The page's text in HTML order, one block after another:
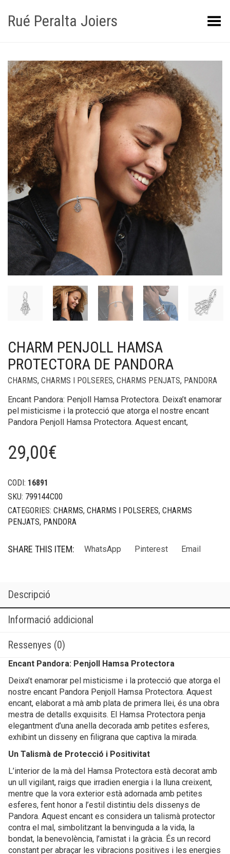
Rué Peralta Joiers Obrir/tancar el menú
+
CHARM PENJOLL HAMSA
PROTECTORA DE PANDORA
CHARMS, CHARMS I POLSERES, CHARMS PENJATS, PANDORA
Encant Pandora: Penjoll Hamsa Protectora. Deixa’t enamorar
pel misticisme i la protecció que atorga el nostre encant
Pandora Penjoll Hamsa Protectora. Aquest encant,
29,00€
CODI: 16891
SKU: 799144C00
CATEGORIES: CHARMS, CHARMS I POLSERES, CHARMS
PENJATS, PANDORA
SHARE THIS ITEM: WhatsApp Pinterest Email
Descripció
Informació addicional
Ressenyes (0)
Encant Pandora: Penjoll Hamsa Protectora
Deixa’t enamorar pel misticisme i la protecció que atorga el
nostre encant Pandora Penjoll Hamsa Protectora. Aquest
encant, elaborat a mà amb plata de primera llei, és una obra
mestra de detalls exquisits. El Hamsa Protectora penja
elegantment d’una anella decorada amb petites esferes,
exhibint un disseny en filigrana que captiva la mirada.
Un Talismà de Protecció i Positivitat
L’interior de la mà del Hamsa Protectora està decorat amb
un ull vigilant, raigs que irradien energia i la lluna creixent,
mentre que la vora exterior està adornada amb petites
esferes, fent honor a l’estil distintiu dels dissenys de
Pandora. Aquest encant es considera un talismà protector
contra el mal, simbolitzant la benvinguda a la vida, la
bondat, la benevolència, l’amistat i la gràcia. És un record
constant per abraçar les vibracions positives i les energies